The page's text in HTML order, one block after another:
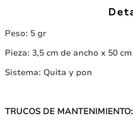
bicolor
cantidad
Peso: 5 gr
Pieza: 3,5 cm de ancho x 50
Sistema: Quita y pon
TRUCOS DE MANTENIMIENTO: